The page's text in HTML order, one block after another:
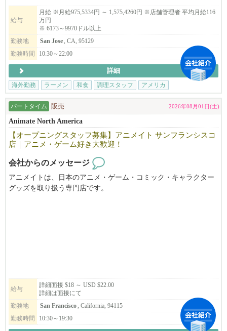
アメリカへ、世界進出のチャンスを掴みませんか？業務拡大に伴
い、米国で活躍する仲間を大募集します！⇨ ⇨
▶︎こんな方は、まずはご応募してみてください。
日本在住でアメリカでの飲食業の大成功を夢見ている方。米国在
住者で転職をお考えの方。
▶︎弊社の特徴
皆さんが年に1度は2週間程度の帰国やバケーションを楽しんでま
す！
「ええっ！そんなに休み取れるんですか？と驚かれる事も多いで
す。」（笑）
当社ブランドで働​く店舗管理者の平均年収は約1​,402万円（日本人
スタッフ平均月給​116.9万円）。
​※為替レート $1=¥158 （2026年3月換算）
▶︎応募のポイント♪
おかげさまで大変多くのお問合せを頂いております。
職務経歴や履歴書については、なるべく詳細を明記して頂けると
選考確率がグンっと上がります！
給与
月給 ※月給975,5334円 ～ 1,575,4260円 ※店舗管理者 平均月給116
万円
※ 6173～9970ドル以上
勤務地
San Jose, CA, 95129
勤務時間
10:30～22:00
詳細
海外勤務
ラーメン 和食 調理スタッフ アメリカ
パートタイム 販売 2026年08月01日(土)
Animate North America
【オープニングスタッフ募集】アニメイト サンフランシスコ
店｜アニメ・ゲーム好き大歓迎！
会社からのメッセージ
アニメイトは、日本のアニメ・ゲーム・コミック・キャラクター
グッズを取り扱う専門店です。
ただける店舗を目指しませんか？
レジュメを添えてご応募ください。皆さまからのご応募を心より
お待ちしております。
給与
詳細面接 $18 ～ USD $22.00
詳細は面接にて
勤務地
San Francisco, California, 94115
勤務時間
10:30～19:30